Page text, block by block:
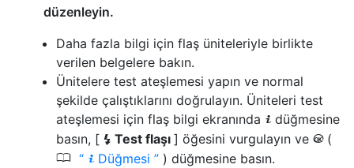
düzenleyin.
Daha fazla bilgi için flaş üniteleriyle birlikte
verilen belgelere bakın.
Ünitelere test ateşlemesi yapın ve normal
şekilde çalıştıklarını doğrulayın. Üniteleri test
ateşlemesi için flaş bilgi ekranında i düğmesine
basın, [ c Test flaşı ] öğesini vurgulayın ve J (
0 i Düğmesi ) düğmesine basın.